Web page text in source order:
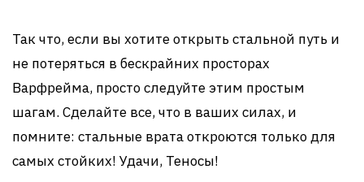
Так что, если вы хотите открыть стальной путь и
не потеряться в бескрайних просторах
Варфрейма, просто следуйте этим простым
шагам. Сделайте все, что в ваших силах, и
помните: стальные врата откроются только для
самых стойких! Удачи, Теносы!